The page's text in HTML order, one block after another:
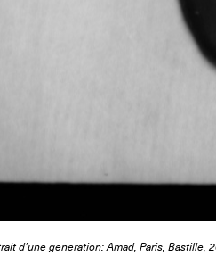
d’une generation: Amad, Paris, Bastille,